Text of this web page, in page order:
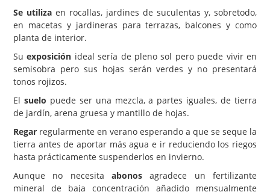
Se utiliza en rocallas, jardines de suculentas y, sobretodo,
en macetas y jardineras para terrazas, balcones y como
planta de interior.
Suexposición ideal sería de pleno sol pero puede vivir en
semisobra pero sus hojas serán verdes y no presentará
tonos rojizos.
El suelo puede ser una mezcla, a partes iguales, de tierra
de jardín, arena gruesa y mantillo de hojas.
Regar regularmente en verano esperando a que se seque la
tierra antes de aportar más agua e ir reduciendo los riegos
hasta prácticamente suspenderlos en invierno.
Aunque no necesita abonos agradece un fertilizante
mineral de baja concentración añadido mensualmente